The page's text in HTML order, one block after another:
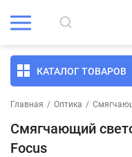
КАТАЛОГ ТОВАРОВ
Главная / Оптика /
Смягчающий
Focus